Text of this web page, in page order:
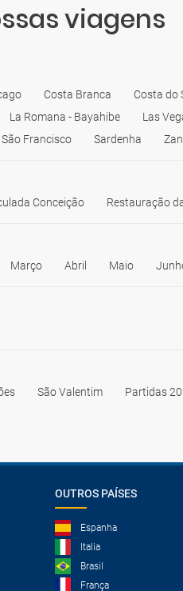
viagens
Costa Branca Costa do
La Romana - Bayahibe Las
São Francisco Sardenha
Conceição Restauração
Março Abril Maio
São Valentim Partidas
OUTROS PAÍSES
Espanha
Italia
Brasil
França